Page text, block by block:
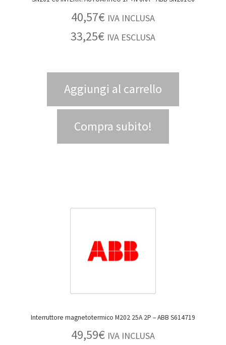
40,57€ IVA INCLUSA
33,25€ IVA ESCLUSA
Aggiungi al carrello
Compra subito!
Interruttore magnetotermico M202 25A 2P – ABB S614719
49,59€ IVA INCLUSA